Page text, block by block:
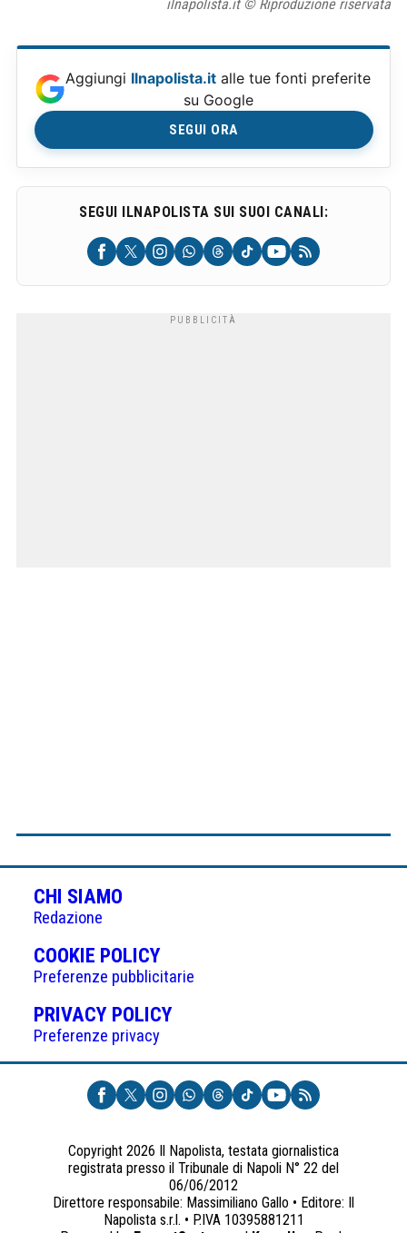
ilnapolista.it © Riproduzione riservata
Aggiungi Ilnapolista.it alle tue fonti preferite
su Google
SEGUI ORA
SEGUI ILNAPOLISTA SUI SUOI CANALI:
CHI SIAMO
Redazione
COOKIE POLICY(APRE
IN
UNA
NUOVA
Preferenze pubblicitarie
PRIVACY POLICY(APRE
UNA
NUOVA
SCHEDA)
Preferenze privacy
Copyright 2026 Il Napolista, testata giornalistica
registrata presso il Tribunale di Napoli N° 22 del
06/06/2012
Direttore responsabile: Massimiliano Gallo • Editore: Il
Napolista s.r.l. • P.IVA 10395881211